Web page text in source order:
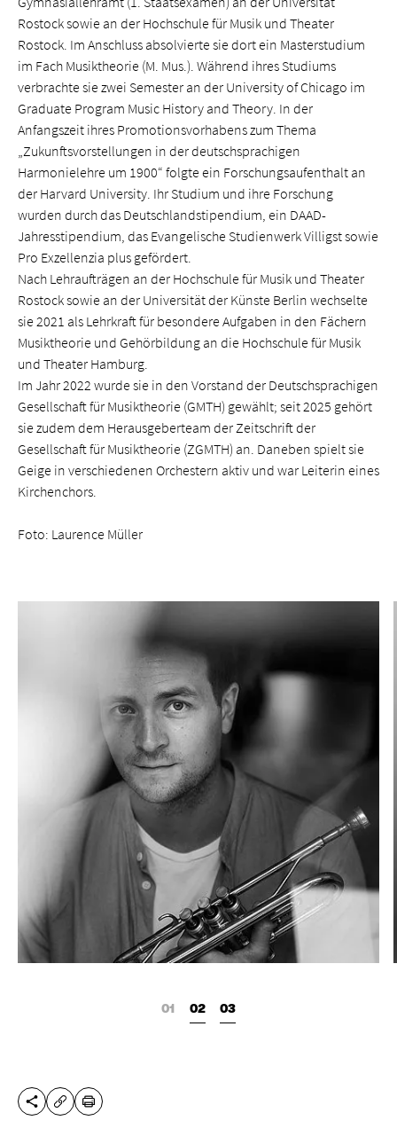
Rostock sowie an der Hochschule für Musik und Theater
Rostock. Im Anschluss absolvierte sie dort ein Masterstudium
im Fach Musiktheorie (M. Mus.). Während ihres Studiums
verbrachte sie zwei Semester an der University of Chicago im
Graduate Program Music History and Theory. In der
Anfangszeit ihres Promotionsvorhabens zum Thema
„Zukunftsvorstellungen in der deutschsprachigen
Harmonielehre um 1900“ folgte ein Forschungsaufenthalt an
der Harvard University. Ihr Studium und ihre Forschung
wurden durch das Deutschland­stipendium, ein DAAD-
Jahresstipendium, das Evangelische Studienwerk Villigst sowie
Pro Exzellenzia plus gefördert.
Nach Lehraufträgen an der Hochschule für Musik und Theater
Rostock sowie an der Universität der Künste Berlin wechselte
sie 2021 als Lehrkraft für besondere Aufgaben in den Fächern
Musiktheorie und Gehör­bildung an die Hochschule für Musik
und Theater Hamburg.
Im Jahr 2022 wurde sie in den Vorstand der Deutschsprachigen
Gesellschaft für Musiktheorie (GMTH) gewählt; seit 2025 gehört
sie zudem dem Herausgeberteam der Zeitschrift der
Gesellschaft für Musiktheorie (ZGMTH) an. Daneben spielt sie
Geige in verschiedenen Orchestern aktiv und war Leiterin eines
Kirchenchors.
Foto: Laurence Müller
DIESE SEITE TEILEN
URL KOPIEREN
DRUCKEN